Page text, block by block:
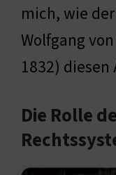
mich, wie
Wolfgang
1832)
Die Rolle